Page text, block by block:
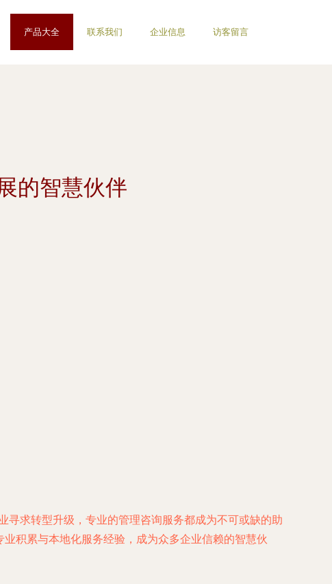
产品大全 联系我们 企业信息 访客留言
的智慧伙伴
求转型升级，专业的管理咨询服务都成为不可或缺的助
积累与本地化服务经验，成为众多企业信赖的智慧伙